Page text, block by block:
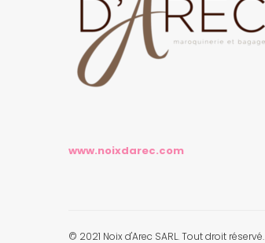
www.noixdarec.com
© 2021 Noix d'Arec SARL. Tout droit réservé.